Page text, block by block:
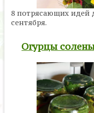
8 потрясающих идей
сентября.
Огурцы